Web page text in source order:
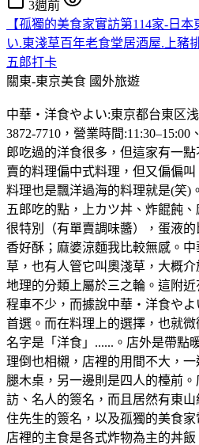
3週前
【孤獨的美食家實訪第114家-日
い.東淺草百年老食堂居酒屋.上豬
五郎打卡
關東-東京美食 國外旅遊
中華・洋食やよい:東京都台東区
3872-7710，營業時間:11:30–15:00
郎吃過的洋食很多，但這家有一
賣的料理偏中式料理，但又偏偏
料理也是飄洋過海的料理就是(笑)
五郎吃的點，上カツ丼、炸餛飩
很特別（有單賣調味醬），蛋液
香好酥；麻婆涼麵我比較無感。
草，也有人管它叫奧淺草，大概
地理的分類上屬於三之輪。這附
程車不少，而據說中華・洋食や
首選。而在料理上的選擇，也就
名字是「洋食」......。店外是帶點
理倒也相櫬，店裡的用間不大，
腿木桌，另一邊則是四人的檯前
訪、名人的簽名，而且居然有東
住先生的簽名，以及孤獨的美食家
店裡的主食是各式炸物為主的丼